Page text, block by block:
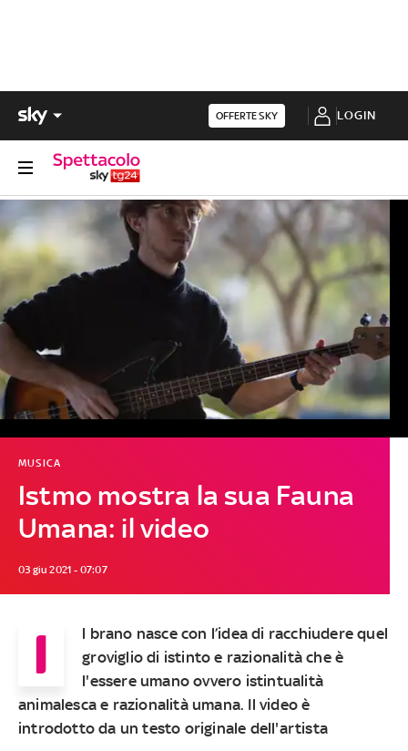
OFFERTE SKY LOGIN
Istmo mostra la sua Fauna
Umana: il video
MUSICA
03 giu 2021 - 07:07
I
l brano nasce con l’idea di racchiudere quel
groviglio di istinto e razionalità che è
l'essere umano ovvero istintualità
animalesca e razionalità umana. Il video è
introdotto da un testo originale dell'artista